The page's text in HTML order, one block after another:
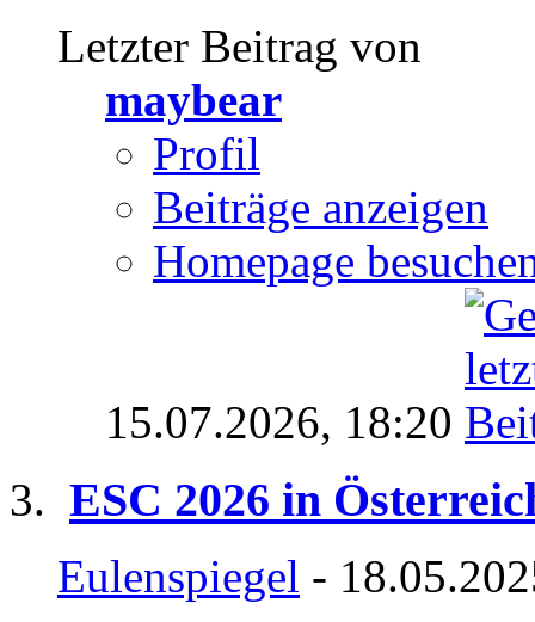
Letzter Beitrag von
maybear
Profil
Beiträge anzeigen
Homepage
15.07.2026, 18:20
ESC 2026 in
Eulenspiegel -